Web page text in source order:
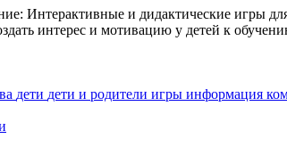
Интерактивные и дидактические игры
интерес и мотивацию у детей к
дети дети и родители игры информация